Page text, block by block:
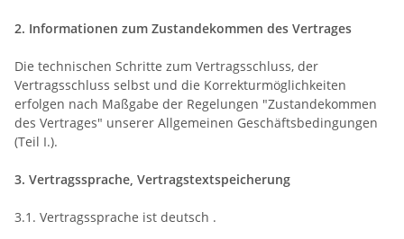
2. Informationen zum Zustandekommen des Vertrages
Die technischen Schritte zum Vertragsschluss, der
Vertragsschluss selbst und die Korrekturmöglichkeiten
erfolgen nach Maßgabe der Regelungen "Zustandekommen
des Vertrages" unserer Allgemeinen Geschäftsbedingungen
(Teil I.).
3. Vertragssprache, Vertragstextspeicherung
3.1. Vertragssprache ist deutsch .